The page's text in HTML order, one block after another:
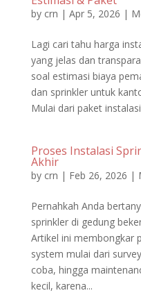
by crn | Apr 5, 2026 |
Lagi cari tahu harga
yang jelas dan
soal estimasi biaya
dan sprinkler untuk
Mulai dari paket
Proses Instalasi
Akhir
by crn | Feb 26, 2026 |
Pernahkah Anda
sprinkler di gedung
Artikel ini membongkar
system mulai dari
coba, hingga
kecil, karena...